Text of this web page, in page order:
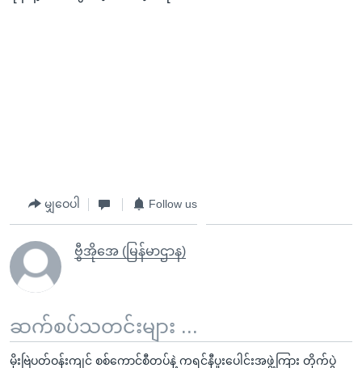
မျှဝေပါ Follow us
ဗွီအိုအေ (မြန်မာဌာန)
ဆက်စပ်သတင်းများ ...
မိုးဗြဲပတ်ဝန်းကျင် စစ်ကောင်စီတပ်နဲ့ ကရင်နီပူးပေါင်းအဖွဲ့ကြား တိုက်ပွဲ